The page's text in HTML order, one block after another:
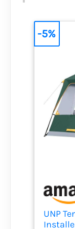
UNP
-5%